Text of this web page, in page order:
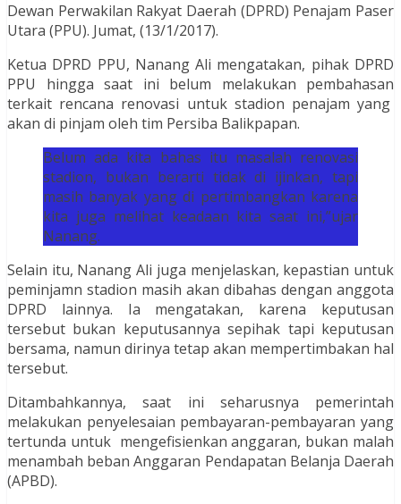
Dewan Perwakilan Rakyat Daerah (DPRD) Penajam Paser
Utara (PPU). Jumat, (13/1/2017).
Ketua DPRD PPU, Nanang Ali mengatakan, pihak DPRD
PPU hingga saat ini belum melakukan pembahasan
terkait rencana renovasi untuk stadion penajam yang
akan di pinjam oleh tim Persiba Balikpapan.
Belum ada kita bahas itu masalah renovasi
stadion, bukan berarti tidak di ijinkan, tapi
masih banyak yang di pertimbangkan karena
kita juga melihat keadaan kita saat ini,”ujar
Nanang.
Selain itu, Nanang Ali juga menjelaskan, kepastian untuk
peminjamn stadion masih akan dibahas dengan anggota
DPRD lainnya. Ia mengatakan, karena keputusan
tersebut bukan keputusannya sepihak tapi keputusan
bersama, namun dirinya tetap akan mempertimbakan hal
tersebut.
Ditambahkannya, saat ini seharusnya pemerintah
melakukan penyelesaian pembayaran-pembayaran yang
tertunda untuk mengefisienkan anggaran, bukan malah
menambah beban Anggaran Pendapatan Belanja Daerah
(APBD).